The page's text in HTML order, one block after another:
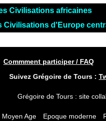
Civilisations africaines
Civilisations d'Europe
Commment participer / FAQ
Suivez Grégoire de Tours :
Grégoire de Tours : site
Moyen Age Epoque moderne